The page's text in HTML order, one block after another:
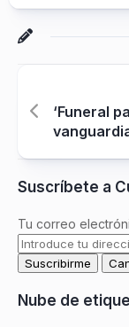
‘Funeral
Suscríbete a
Tu correo
Nube de